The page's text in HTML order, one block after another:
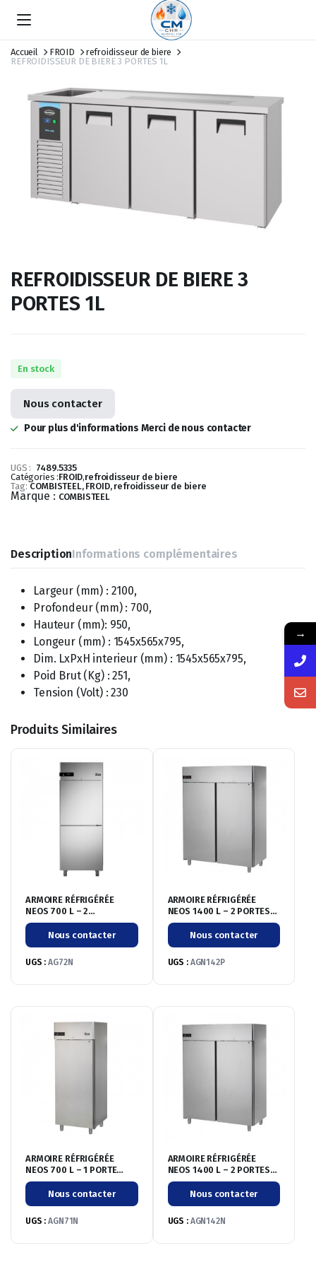
Accueil FROID
refroidisseur de biere
REFROIDISSEUR DE BIERE 3 PORTES 1L
REFROIDISSEUR DE BIERE 3
PORTES 1L
En stock
Nous contacter
Pour plus d'informations Merci de nous contacter
UGS : 7489.5335
Catégories :FROID,refroidisseur de biere
Tag: COMBISTEEL, FROID, refroidisseur de biere
Marque : COMBISTEEL
DescriptionInformations complémentaires
Largeur (mm) : 2100,
Profondeur (mm) : 700,
Hauteur (mm): 950,
Longeur (mm) : 1545x565x795,
Dim. LxPxH interieur (mm) : 1545x565x795,
Poid Brut (Kg) : 251,
Tension (Volt) : 230
Produits Similaires
ARMOIRE RÉFRIGÉRÉE
NEOS 700 L – 2
PORTILLONS – NÉGATIVE
-20°/-10°C
Nous contacter
UGS : AG72N
ARMOIRE RÉFRIGÉRÉE
NEOS 1400 L – 2 PORTES
PLEINES – POSITIVE
-2°/+8°CNous contacter
UGS : AGN142P
ARMOIRE RÉFRIGÉRÉE
NEOS 700 L – 1 PORTE
PLEINE – NÉGATIVE
-20°/-10°CNous contacter
UGS : AGN71N
ARMOIRE RÉFRIGÉRÉE
NEOS 1400 L – 2 PORTES
PLEINES – NÉGATIVE
-20°/-10°C
Nous contacter
UGS : AGN142N
→